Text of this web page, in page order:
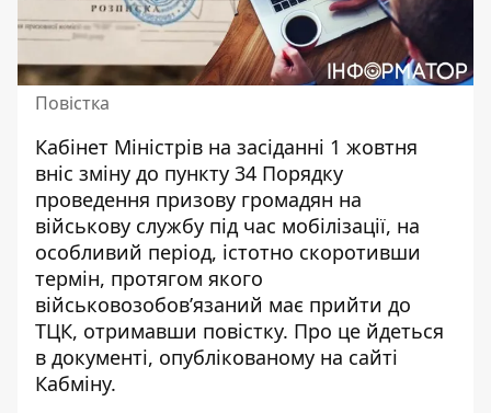
Повістка
Кабінет Міністрів на засіданні 1 жовтня
вніс зміну до пункту 34 Порядку
проведення призову громадян на
військову службу під час мобілізації, на
особливий період, істотно скоротивши
термін, протягом якого
військовозобов’язаний має прийти до
ТЦК, отримавши повістку. Про це йдеться
в документі, опублікованому на сайті
Кабміну.